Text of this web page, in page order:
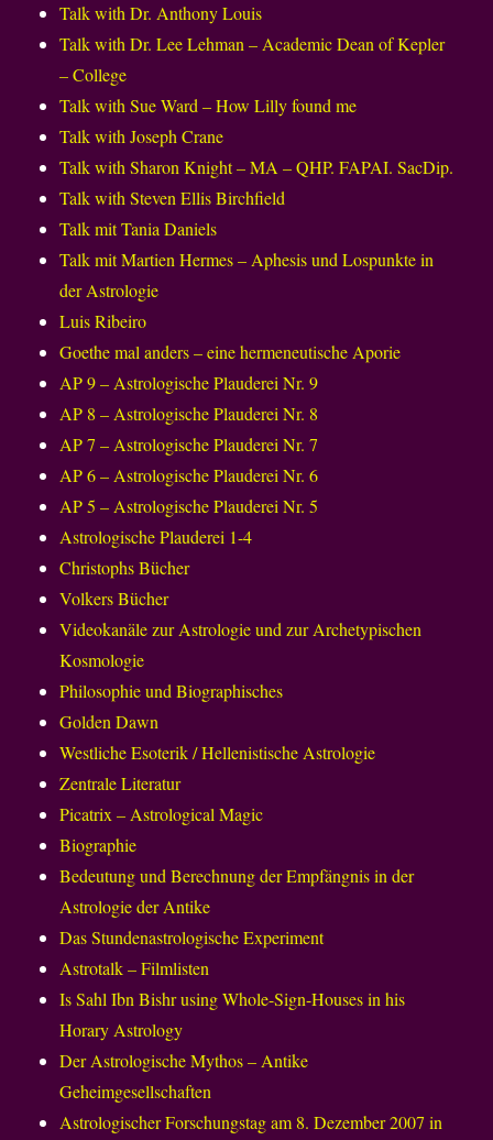
Talk with Dr. Anthony Louis
Talk with Dr. Lee Lehman – Academic Dean of Kepler
– College
Talk with Sue Ward – How Lilly found me
Talk with Joseph Crane
Talk with Sharon Knight – MA – QHP. FAPAI. SacDip.
Talk with Steven Ellis Birchfield
Talk mit Tania Daniels
Talk mit Martien Hermes – Aphesis und Lospunkte in
der Astrologie
Luis Ribeiro
Goethe mal anders – eine hermeneutische Aporie
AP 9 – Astrologische Plauderei Nr. 9
AP 8 – Astrologische Plauderei Nr. 8
AP 7 – Astrologische Plauderei Nr. 7
AP 6 – Astrologische Plauderei Nr. 6
AP 5 – Astrologische Plauderei Nr. 5
Astrologische Plauderei 1-4
Christophs Bücher
Volkers Bücher
Videokanäle zur Astrologie und zur Archetypischen
Kosmologie
Philosophie und Biographisches
Golden Dawn
Westliche Esoterik / Hellenistische Astrologie
Zentrale Literatur
Picatrix – Astrological Magic
Biographie
Bedeutung und Berechnung der Empfängnis in der
Astrologie der Antike
Das Stundenastrologische Experiment
Astrotalk – Filmlisten
Is Sahl Ibn Bishr using Whole-Sign-Houses in his
Horary Astrology
Der Astrologische Mythos – Antike
Geheimgesellschaften
Astrologischer Forschungstag am 8. Dezember 2007 in